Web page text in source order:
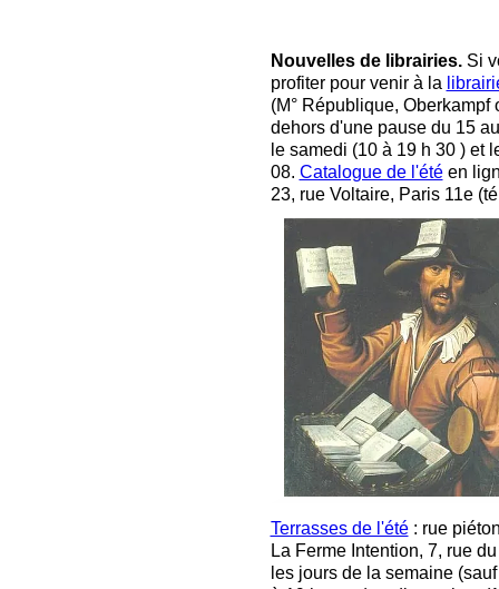
Nouvelles de librairies.Si
profiter pour venir à la
(M° République,
dehors d'une pause du 15
le samedi (10 à 19 h 30 ) et
08. Catalogue de l'étéen
23, rue Voltaire, Paris 11e
Terrasses de l'été: rue
La Ferme Intention, 7, rue
les jours de la semaine